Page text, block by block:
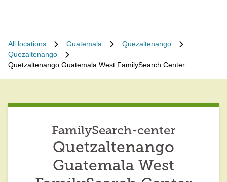
All locations Guatemala
Quezaltenango
Quezaltenango
Quetzaltenango Guatemala West FamilySearch Center
FamilySearch-center
Quetzaltenango
Guatemala West